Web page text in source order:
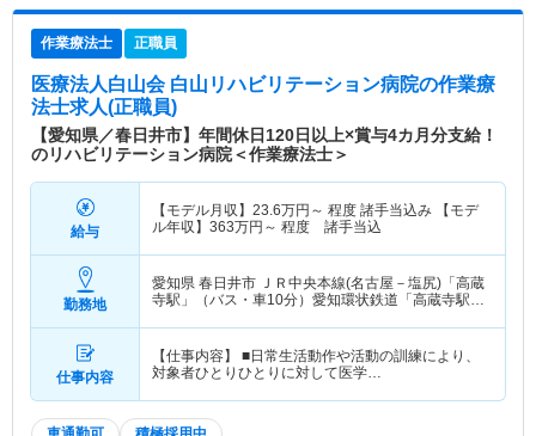
作業療法士 正職員
医療法人白山会 白山リハビリテーション病院の作業療
法士求人(正職員)
【愛知県／春日井市】年間休日120日以上×賞与4カ月分支給！
のリハビリテーション病院＜作業療法士＞
給与
【モデル月収】 23.6万円～ 程度 諸手当込み 【モデ
ル年収】 363万円～ 程度 諸手当込
勤務地
愛知県 春日井市 ＪＲ中央本線(名古屋－塩尻)「高蔵
寺駅」（バス・車10分）愛知環状鉄道「高蔵寺駅」
仕事内容
【仕事内容】 ■日常生活動作や活動の訓練により、
対象者ひとりひとりに対して医学…